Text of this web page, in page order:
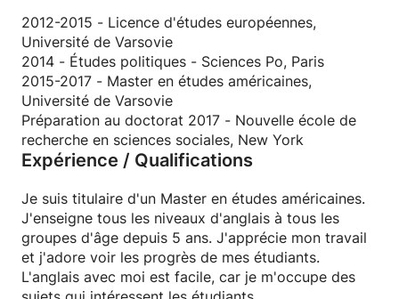
2012-2015 - Licence d'études européennes,
Université de Varsovie
2014 - Études politiques - Sciences Po, Paris
2015-2017 - Master en études américaines,
Université de Varsovie
Préparation au doctorat 2017 - Nouvelle école de
recherche en sciences sociales, New York
Expérience / Qualifications
Je suis titulaire d'un Master en études américaines.
J'enseigne tous les niveaux d'anglais à tous les
groupes d'âge depuis 5 ans. J'apprécie mon travail
et j'adore voir les progrès de mes étudiants.
L'anglais avec moi est facile, car je m'occupe des